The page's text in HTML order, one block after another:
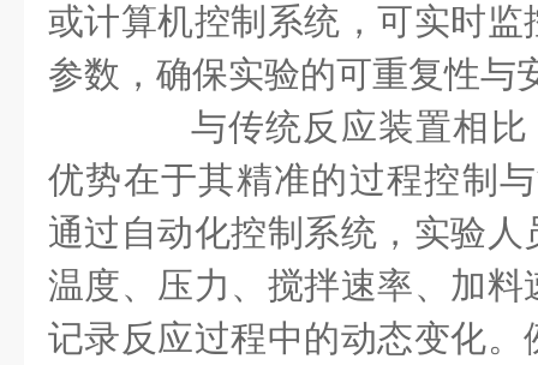
或计算机控制系统，可实时
参数，确保实验的可重复性与
与传统反应装置相比
优势在于其精准的过程控制
通过自动化控制系统，实验
温度、压力、搅拌速率、加
记录反应过程中的动态变化